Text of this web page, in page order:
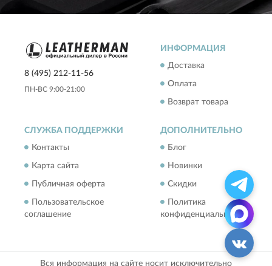
8 (495) 212-11-56
ПН-ВС 9:00-21:00
ИНФОРМАЦИЯ
Доставка
Оплата
Возврат товара
СЛУЖБА ПОДДЕРЖКИ
Контакты
Карта сайта
Публичная оферта
Пользовательское
соглашение
ДОПОЛНИТЕЛЬНО
Блог
Новинки
Скидки
Политика
конфиденциальности
Вся информация на сайте носит исключительно